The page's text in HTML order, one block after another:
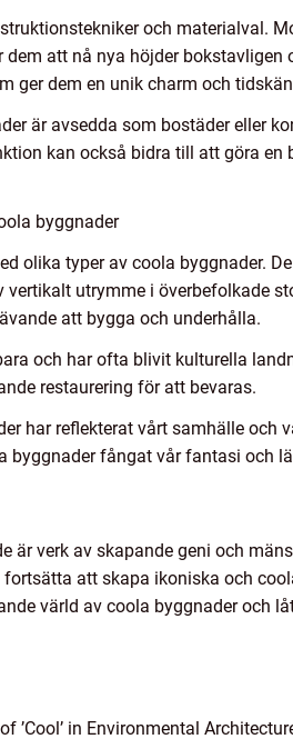
och materialval.
att nå nya höjder
ger dem en unik charm och
är avsedda som bostäder eller
kan också bidra till att göra en
byggnader
olika typer av coola byggnader.
utrymme i överbefolkade
att bygga och underhålla.
och har ofta blivit kulturella
restaurering för att bevaras.
har reflekterat vårt samhälle och
byggnader fångat vår fantasi och
är verk av skapande geni och
att skapa ikoniska och
värld av coola byggnader och
’Cool’ in Environmental